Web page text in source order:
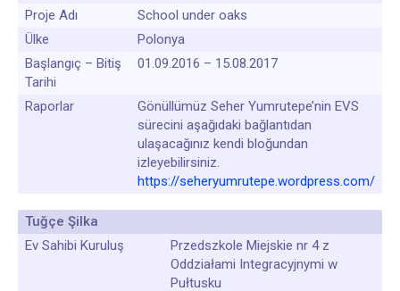
Proje Adı
School under oaks
Ülke
Polonya
Başlangıç – Bitiş
Tarihi
01.09.2016 – 15.08.2017
Raporlar
Gönüllümüz Seher Yumrutepe’nin EVS
sürecini aşağıdaki bağlantıdan
ulaşacağınız kendi bloğundan
izleyebilirsiniz.
https://seheryumrutepe.wordpress.com/
Tuğçe Şilka
Ev Sahibi Kuruluş
Przedszkole Miejskie nr 4 z
Oddziałami Integracyjnymi w
Pułtusku